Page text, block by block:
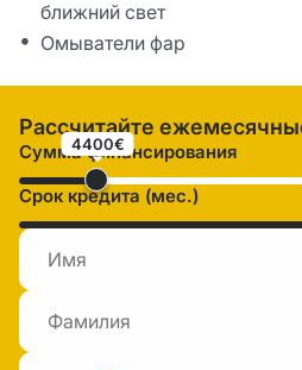
ближний свет
Омыватели фар
Рассчитайте
Сумма финансирования
4400€
Срок кредита (мес.)